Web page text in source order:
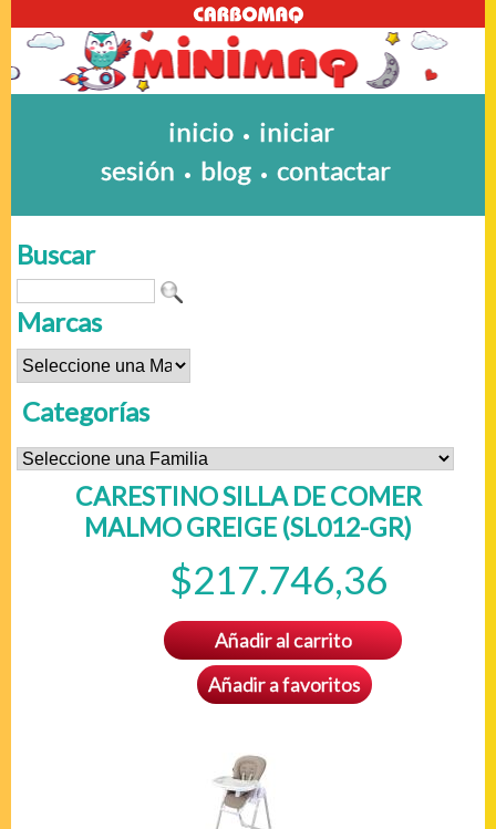
inicio • iniciar
sesión • blog • contactar
Buscar
Marcas
Categorías
CARESTINO SILLA DE COMER
MALMO GREIGE (SL012-GR)
$217.746,36
Añadir al carrito
Añadir a favoritos